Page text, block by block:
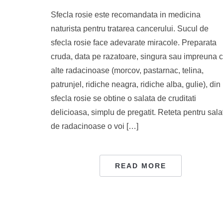
Sfecla rosie este recomandata in medicina
naturista pentru tratarea cancerului. Sucul de
sfecla rosie face adevarate miracole. Preparata
cruda, data pe razatoare, singura sau impreuna
alte radacinoase (morcov, pastarnac, telina,
patrunjel, ridiche neagra, ridiche alba, gulie), din
sfecla rosie se obtine o salata de cruditati
delicioasa, simplu de pregatit. Reteta pentru
de radacinoase o voi […]
READ MORE